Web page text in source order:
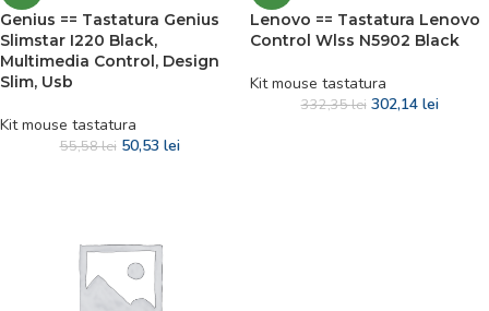
Genius == Tastatura Genius
Slimstar I220 Black,
Multimedia Control, Design
Slim, Usb
Kit mouse tastatura
55,58lei 50,53 lei
Lenovo == Tastatura Lenovo
Control Wlss N5902 Black
Kit mouse tastatura
332,35lei 302,14 lei